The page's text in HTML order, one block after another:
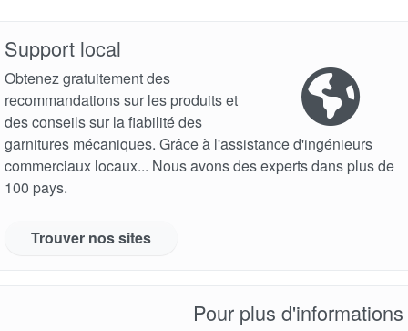
Support local
Obtenez gratuitement des
recommandations sur les produits et
des conseils sur la fiabilité des
garnitures mécaniques. Grâce à l'assistance d'ingénieurs
commerciaux locaux... Nous avons des experts dans plus de
100 pays.
Trouver nos sites
Pour plus d'informations